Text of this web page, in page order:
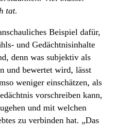
tat.
Beispiel dafür,
und Gedächtnisinhalte
denn was subjektiv als
und bewertet wird, lässt
weniger einschätzen, als
vorschreiben kann,
und mit welchen
zu verbinden hat. „Das